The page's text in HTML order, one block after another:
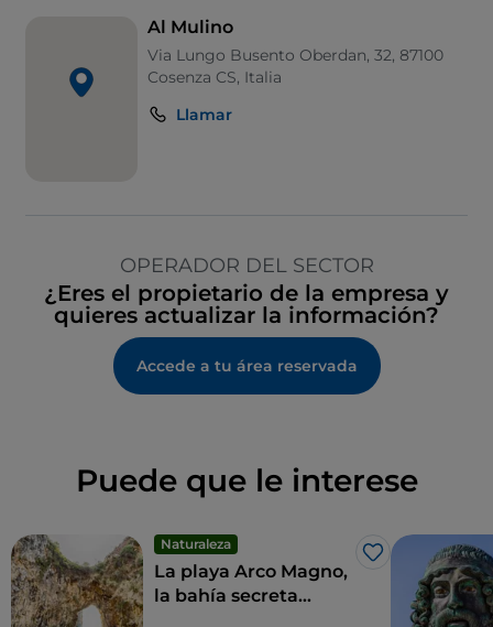
Al Mulino
Via Lungo Busento Oberdan, 32, 87100
Cosenza CS, Italia
Llamar
OPERADOR DEL SECTOR
¿Eres el propietario de la empresa y
quieres actualizar la información?
Accede a tu área reservada
Puede que le interese
Naturaleza
Me gusta
La playa Arco Magno,
la bahía secreta